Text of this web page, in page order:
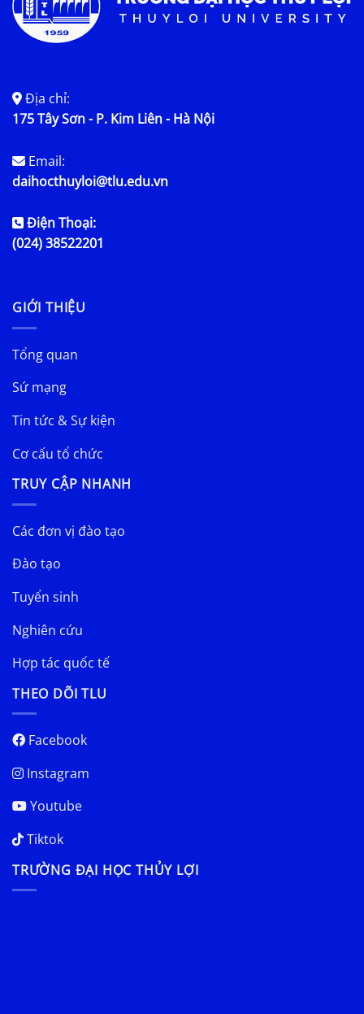
Địa chỉ:
175 Tây Sơn - P. Kim Liên - Hà Nội
Email:
daihocthuyloi@tlu.edu.vn
Điện Thoại:
(024) 38522201
GIỚI THIỆU
Tổng quan
Sứ mạng
Tin tức & Sự kiện
Cơ cấu tổ chức
TRUY CẬP NHANH
Các đơn vị đào tạo
Đào tạo
Tuyển sinh
Nghiên cứu
Hợp tác quốc tế
THEO DÕI TLU
Facebook
Instagram
Youtube
Tiktok
TRƯỜNG ĐẠI HỌC THỦY LỢI